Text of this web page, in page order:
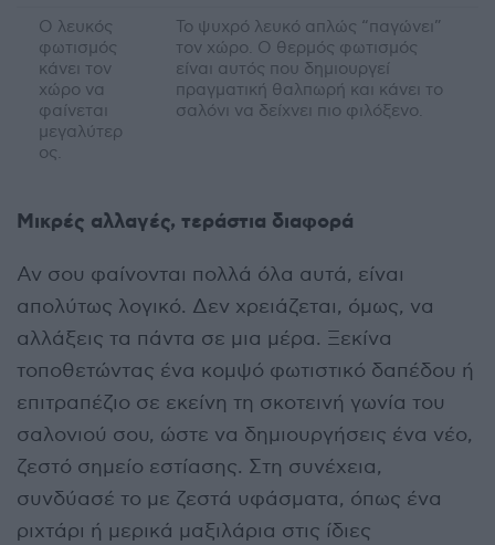
Ο λευκός
φωτισμός
κάνει τον
χώρο να
φαίνεται
μεγαλύτερ
ος.
Το ψυχρό λευκό απλώς “παγώνει”
τον χώρο. Ο θερμός φωτισμός
είναι αυτός που δημιουργεί
πραγματική θαλπωρή και κάνει το
σαλόνι να δείχνει πιο φιλόξενο.
Μικρές αλλαγές, τεράστια διαφορά
Αν σου φαίνονται πολλά όλα αυτά, είναι
απολύτως λογικό. Δεν χρειάζεται, όμως, να
αλλάξεις τα πάντα σε μια μέρα. Ξεκίνα
τοποθετώντας ένα κομψό φωτιστικό δαπέδου ή
επιτραπέζιο σε εκείνη τη σκοτεινή γωνία του
σαλονιού σου, ώστε να δημιουργήσεις ένα νέο,
ζεστό σημείο εστίασης. Στη συνέχεια,
συνδύασέ το με ζεστά υφάσματα, όπως ένα
ριχτάρι ή μερικά μαξιλάρια στις ίδιες